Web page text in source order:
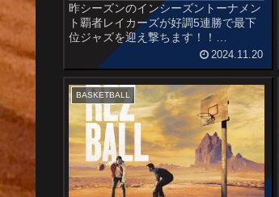
昨シーズンのインシーズントーナメン
ト覇者レイカーズが好調5連勝で最下
位ジャズを迎え撃ちます！！
STARTERSUTAH JAZZKeyonte
GeorgeCollin SextonLauri
MarkkanenKyle Filipowsk...
2024.11.20
BASKETBALL